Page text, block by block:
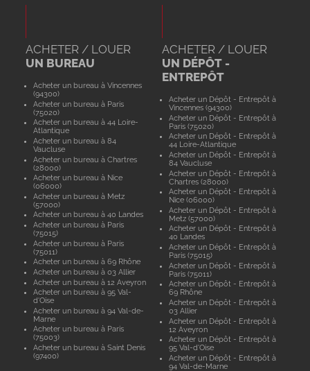
ACHETER / LOUER
UN BUREAU
Acheter un bureau à Vincennes
(94300)
Acheter un bureau à Paris
(75020)
Acheter un bureau à 44 Loire-
Atlantique
Acheter un bureau à 84
Vaucluse
Acheter un bureau à Chartres
(28000)
Acheter un bureau à Nice
(06000)
Acheter un bureau à Metz
(57000)
Acheter un bureau à 40 Landes
Acheter un bureau à Paris
(75015)
Acheter un bureau à Paris
(75011)
Acheter un bureau à 69 Rhône
Acheter un bureau à 03 Allier
Acheter un bureau à 12 Aveyron
Acheter un bureau à 95 Val-
d'Oise
Acheter un bureau à 94 Val-de-
Marne
Acheter un bureau à Paris
(75003)
Acheter un bureau à Saint Denis
(97400)
ACHETER / LOUER
UN DÉPÔT -
ENTREPÔT
Acheter un Dépôt - Entrepôt à
Vincennes (94300)
Acheter un Dépôt - Entrepôt à
Paris (75020)
Acheter un Dépôt - Entrepôt à
44 Loire-Atlantique
Acheter un Dépôt - Entrepôt à
84 Vaucluse
Acheter un Dépôt - Entrepôt à
Chartres (28000)
Acheter un Dépôt - Entrepôt à
Nice (06000)
Acheter un Dépôt - Entrepôt à
Metz (57000)
Acheter un Dépôt - Entrepôt à
40 Landes
Acheter un Dépôt - Entrepôt à
Paris (75015)
Acheter un Dépôt - Entrepôt à
Paris (75011)
Acheter un Dépôt - Entrepôt à
69 Rhône
Acheter un Dépôt - Entrepôt à
03 Allier
Acheter un Dépôt - Entrepôt à
12 Aveyron
Acheter un Dépôt - Entrepôt à
95 Val-d'Oise
Acheter un Dépôt - Entrepôt à
94 Val-de-Marne